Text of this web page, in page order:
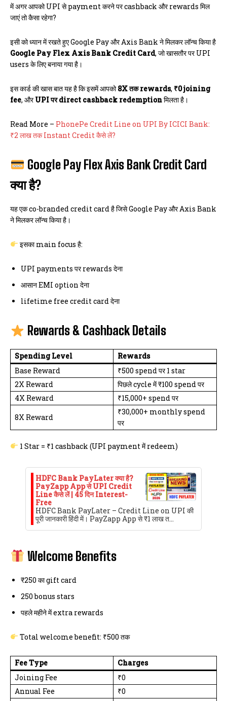
में अगर आपको UPI से payment करने पर cashback और rewards मिल
जाएं तो कैसा रहेगा?
इसी को ध्यान में रखते हुए Google Pay और Axis Bank ने मिलकर लॉन्च किया है
Google Pay Flex Axis Bank Credit Card, जो खासतौर पर UPI
users के लिए बनाया गया है।
इस कार्ड की खास बात यह है कि इसमें आपको8X तक rewards, ₹0 joining
fee, औरUPI पर direct cashback redemptionमिलता है।
Read More – PhonePe Credit Line on UPI By ICICI Bank:
₹2 लाख तक Instant Credit कैसे लें?
Google Pay Flex Axis Bank Credit Card
क्या है?
यह एक co-branded credit card है जिसे Google Pay और Axis Bank
ने मिलकर लॉन्च किया है।
इसका main focus है:
UPI payments पर rewards देना
आसान EMI option देना
lifetime free credit card देना
Rewards & Cashback Details
Spending Level
Rewards
Base Reward
₹500 spend पर 1 star
2X Reward
पिछले cycle में ₹100 spend पर
4X Reward
₹15,000+ spend पर
8X Reward
₹30,000+ monthly spend
पर
1 Star = ₹1 cashback (UPI payment में redeem)
HDFC Bank PayLater क्या है?
PayZapp App से UPI Credit
Line कैसे लें | 45 दिन Interest-
Free
HDFC Bank PayLater – Credit Line on UPI की
पूरी जानकारी हिंदी में। PayZapp App से ₹1 लाख त…
Welcome Benefits
₹250 का gift card
250 bonus stars
पहले महीने में extra rewards
Total welcome benefit: ₹500 तक
Fee Type
Charges
Joining Fee
₹0
Annual Fee
₹0